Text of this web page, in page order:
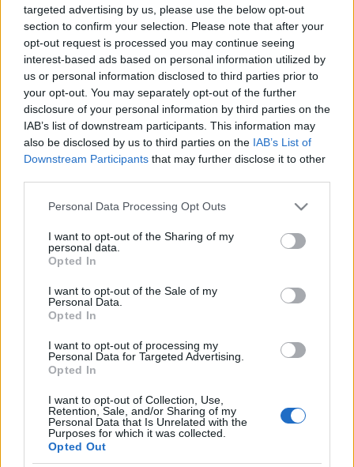
targeted advertising by us, please use the below opt-out
section to confirm your selection. Please note that after your
opt-out request is processed you may continue seeing
interest-based ads based on personal information utilized by
us or personal information disclosed to third parties prior to
your opt-out. You may separately opt-out of the further
disclosure of your personal information by third parties on the
IAB’s list of downstream participants. This information may
also be disclosed by us to third parties on the IAB’s List of
Downstream Participants that may further disclose it to other
Please note that this website/app uses one or more Google
not limited to your visit or usage behaviour. You may click to
grant or deny consent to Google and its third-party tags to
use your data for below specified purposes in below Google
consent section.
Personal Data Processing Opt Outs
I want to opt-out of the Sharing of my
personal data.
Opted In
I want to opt-out of the Sale of my
Personal Data.
Opted In
I want to opt-out of processing my
Personal Data for Targeted Advertising.
Opted In
I want to opt-out of Collection, Use,
Retention, Sale, and/or Sharing of my
Personal Data that Is Unrelated with the
Purposes for which it was collected.
Opted Out
HÍRDETÉS
LEGFRISSEBB
Országos hírek
Megérkezett az eső a Duna vízgyűjtőjére
Helyi hírek
másodfokúra csökken a riasztás
Országos hírek
Egyetem
HÍRDETÉS